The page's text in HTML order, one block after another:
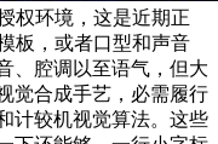
权环境，这是近期正
板，或者口型和声音
、腔调以至语气，但大
觉合成手艺，必需履行
计较机视觉算法。这些